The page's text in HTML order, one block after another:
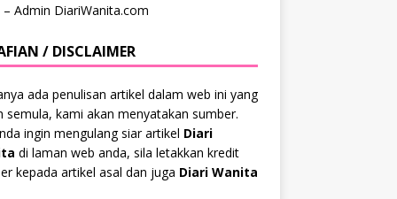
– Admin DiariWanita.com
/ DISCLAIMER
ada penulisan artikel dalam web ini yang
semula, kami akan menyatakan sumber.
ingin mengulang siar artikel Diari
di laman web anda, sila letakkan kredit
kepada artikel asal dan juga Diari Wanita